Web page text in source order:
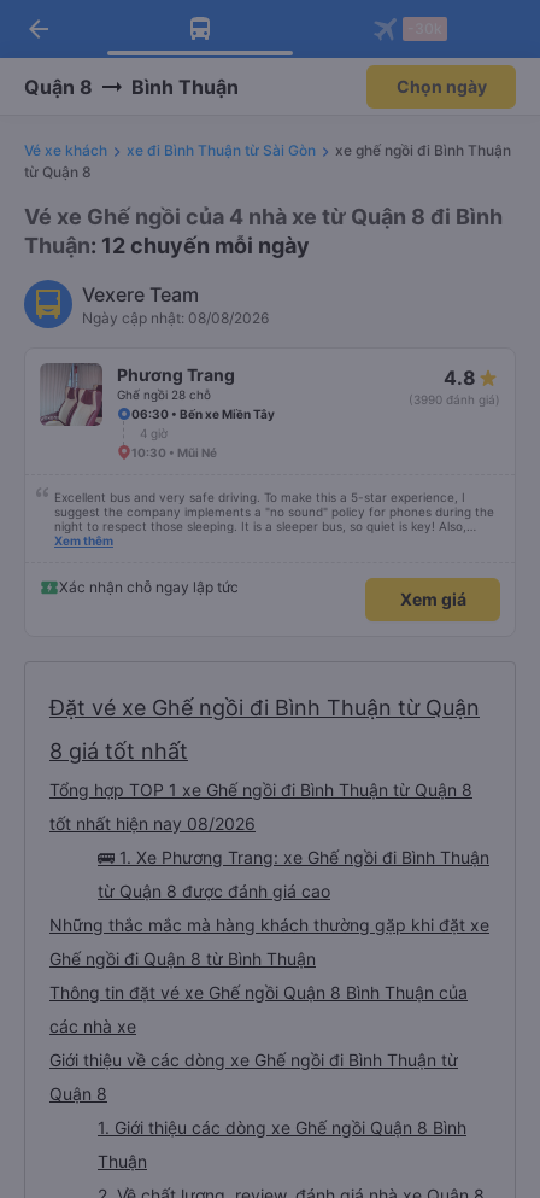
Tải app Vexere ngay!
Nhận ưu đãi thành viên độc
Mở app
Tải app Vexere
-30k/ghế khi đặt vé máy bay qua
Mở app
arrow_back
Quận 8 Bình Thuận Chọn ngày
Vé xe khách xe đi Bình Thuận từ Sài Gòn
xe ghế ngồi đi Bình Thuận
từ Quận 8
Vé xe Ghế ngồi của 4 nhà xe từ Quận 8 đi Bình
Thuận: 12 chuyến mỗi ngày
Vexere Team
Ngày cập nhật: 08/08/2026
Phương Trang
Ghế ngồi 28 chỗ
4.8
(3990 đánh giá)
06:30 • Bến xe Miền Tây
4 giờ
10:30 • Mũi Né
Excellent bus and very safe driving. To make this a 5-star experience, I
suggest the company implements a "no sound" policy for phones during the
night to respect those sleeping. It is a sleeper bus, so quiet is key! Also,
please display the Wi-Fi password clearly inside the cabin for convenience. I
quy định rõ ràng về việc giữ im lặng (tắt âm thanh điện thoại) vào ban đêm
để tránh làm phiền hành khách khác ngủ. Ngoài ra, nhà xe nên dán sẵn mật
khẩu Wi-Fi trong xe để hành khách dễ dàng sử dụng. Tôi vẫn sẽ tiếp tục ủng
Xem thêm
Xác nhận chỗ ngay lập tức
Xem giá
Đặt vé xe Ghế ngồi đi Bình Thuận từ Quận
8 giá tốt nhất
Tổng hợp TOP 1 xe Ghế ngồi đi Bình Thuận từ Quận 8
tốt nhất hiện nay 08/2026
🚌 1. Xe Phương Trang: xe Ghế ngồi đi Bình Thuận
từ Quận 8 được đánh giá cao
Những thắc mắc mà hàng khách thường gặp khi đặt xe
Ghế ngồi đi Quận 8 từ Bình Thuận
Thông tin đặt vé xe Ghế ngồi Quận 8 Bình Thuận của
các nhà xe
Giới thiệu về các dòng xe Ghế ngồi đi Bình Thuận từ
Quận 8
1. Giới thiệu các dòng xe Ghế ngồi Quận 8 Bình
Thuận